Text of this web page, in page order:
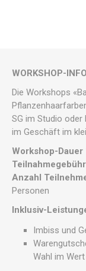
WORKSHOP-INFO
Die Workshops
SG im Studio oder
im Geschäft im
Workshop-Dauer
Teilnahmegebühr
Anzahl
Personen
Inklusiv-
Imbiss und
Wahl im